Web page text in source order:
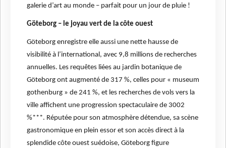
galerie d’art au monde – parfait pour un jour de pluie !
Göteborg – le joyau vert de la côte ouest
Göteborg enregistre elle aussi une nette hausse de
visibilité à l’international, avec 9,8 millions de recherches
annuelles. Les requêtes liées au jardin botanique de
Göteborg ont augmenté de 317 %, celles pour « museum
gothenburg » de 241 %, et les recherches de vols vers la
ville affichent une progression spectaculaire de 3002
%***. Réputée pour son atmosphère détendue, sa scène
gastronomique en plein essor et son accès direct à la
splendide côte ouest suédoise, Göteborg figure